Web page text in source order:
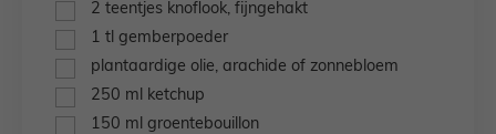
▢
2 teentjes knoflook, fijngehakt
▢1 tl gemberpoeder
▢
plantaardige olie, arachide of zonnebloem
▢
250 ml
ketchup
▢150 ml groentebouillon